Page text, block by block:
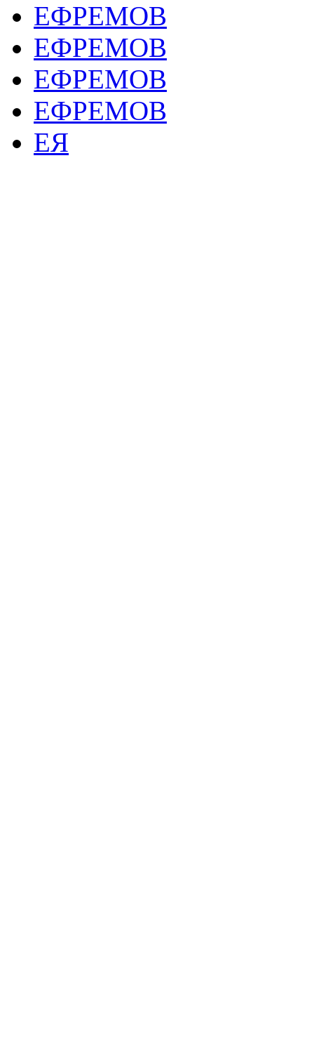
ЕФРЕМОВ
ЕФРЕМОВ
ЕФРЕМОВ
ЕФРЕМОВ
ЕЯ